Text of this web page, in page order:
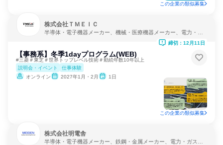
この企業の類似募集
株式会社ＴＭＥＩＣ
半導体・電子機器メーカー、機械・医療機器メーカー、電力・ガ
【事務系】冬季1dayプログラム(WEB)
#三菱＃東芝＃世界トップレベル技術＃勤続年数10年以上
説明会・イベント
仕事体験
オンライン
2027年1月・2月 1日
締切：12月11日
この企業の類似募集
株式会社明電舎
半導体・電子機器メーカー、鉄鋼・金属メーカー、電力・ガス・